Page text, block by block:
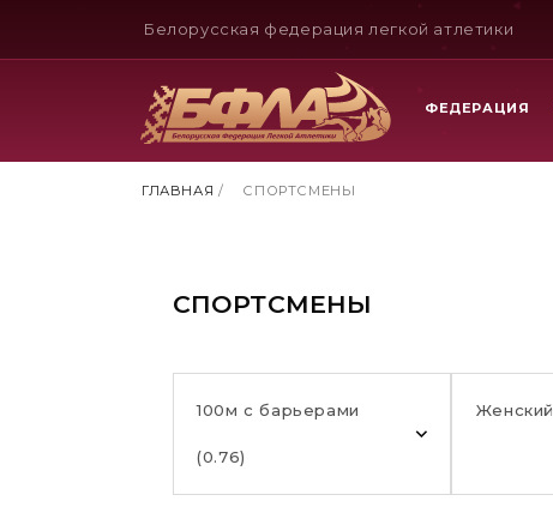
Белорусская федерация легкой атлетики
ФЕДЕРАЦИЯ
ГЛАВНАЯ / СПОРТСМЕНЫ
СПОРТСМЕНЫ
100м с барьерами
(0.76)
Женский